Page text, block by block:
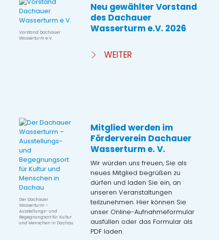
Vorstand Dachauer
Wasserturm e.V.
Neu gewählter Vorstand
des Dachauer
Wasserturm e.V. 2026
WEITER
Der Dachauer
Wasserturm –
Ausstellungs- und
Begegnungsort für Kultur
und Menschen in Dachau
Mitglied werden im
Förderverein Dachauer
Wasserturm e. V.
Wir würden uns freuen, Sie als
neues Mitglied begrüßen zu
dürfen und laden Sie ein, an
unseren Veranstaltungen
teilzunehmen. Hier können Sie
unser Online-Aufnahmeformular
ausfüllen oder das Formular als
PDF laden.